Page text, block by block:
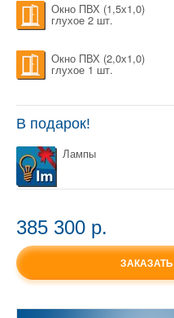
Окно ПВХ (1,5х1,0)
глухое 2 шт.
Окно ПВХ (2,0х1,0)
глухое 1 шт.
В подарок!
Лампы
385 300 p.
ЗАКАЗАТЬ